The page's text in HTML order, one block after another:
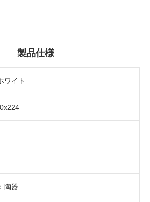
製品仕様
ワイト
陶器